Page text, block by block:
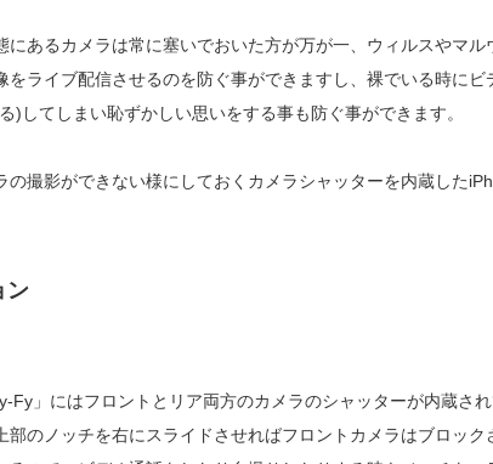
にあるカメラは常に塞いでおいた方が万が一、ウィルスやマル
をライブ配信させるのを防ぐ事ができますし、裸でいる時にビ
)してしまい恥ずかしい思いをする事も防ぐ事ができます。
の撮影ができない様にしておくカメラシャッターを内蔵した
ン
Fy」にはフロントとリア両方のカメラのシャッターが内蔵され
部のノッチを右にスライドさせればフロントカメラはブロック